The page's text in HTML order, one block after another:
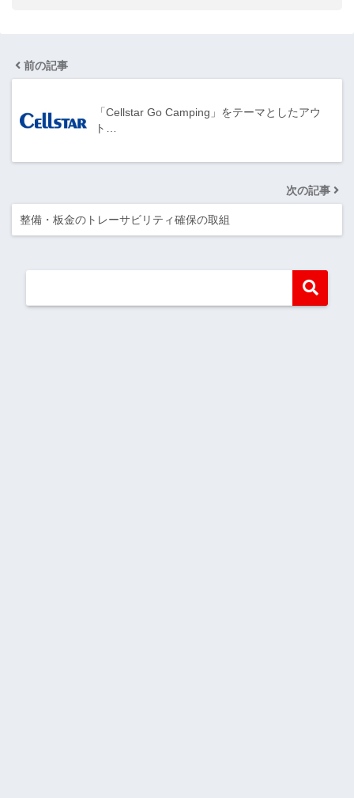
前の記事
「Cellstar Go Camping」をテーマとしたアウ
ト…
次の記事
整備・板金のトレーサビリティ確保の取組